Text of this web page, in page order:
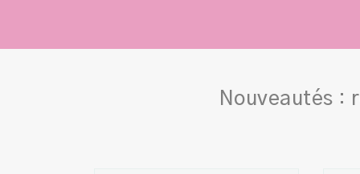
Nouveautés :